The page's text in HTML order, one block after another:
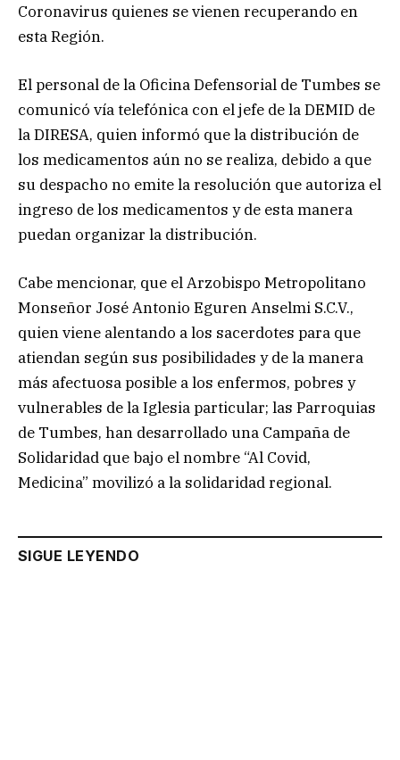
Coronavirus quienes se vienen recuperando en
esta Región.
El personal de la Oficina Defensorial de Tumbes se
comunicó vía telefónica con el jefe de la DEMID de
la DIRESA, quien informó que la distribución de
los medicamentos aún no se realiza, debido a que
su despacho no emite la resolución que autoriza el
ingreso de los medicamentos y de esta manera
puedan organizar la distribución.
Cabe mencionar, que el Arzobispo Metropolitano
Monseñor José Antonio Eguren Anselmi S.C.V.,
quien viene alentando a los sacerdotes para que
atiendan según sus posibilidades y de la manera
más afectuosa posible a los enfermos, pobres y
vulnerables de la Iglesia particular; las Parroquias
de Tumbes, han desarrollado una Campaña de
Solidaridad que bajo el nombre “Al Covid,
Medicina” movilizó a la solidaridad regional.
SIGUE LEYENDO